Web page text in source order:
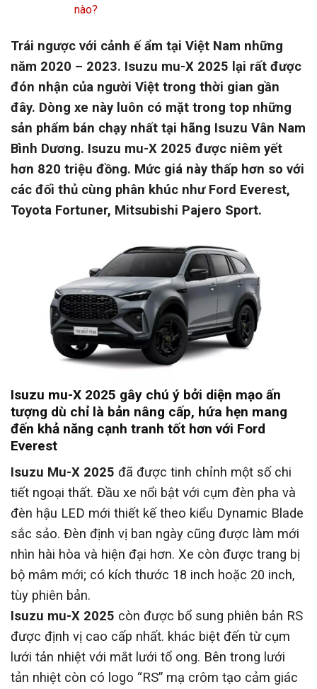
nào?
Trái ngược với cảnh ế ẩm tại Việt Nam những
năm 2020 – 2023. Isuzu mu-X 2025 lại rất được
đón nhận của người Việt trong thời gian gần
đây. Dòng xe này luôn có mặt trong top những
sản phẩm bán chạy nhất tại hãng Isuzu Vân Nam
Bình Dương. Isuzu mu-X 2025 được niêm yết
hơn 820 triệu đồng. Mức giá này thấp hơn so với
các đối thủ cùng phân khúc như Ford Everest,
Toyota Fortuner, Mitsubishi Pajero Sport.
Isuzu mu-X 2025 gây chú ý bởi diện mạo ấn
tượng dù chỉ là bản nâng cấp, hứa hẹn mang
đến khả năng cạnh tranh tốt hơn với Ford
Everest
Isuzu Mu-X 2025 đã được tinh chỉnh một số chi
tiết ngoại thất. Đầu xe nổi bật với cụm đèn pha và
đèn hậu LED mới thiết kế theo kiểu Dynamic Blade
sắc sảo. Đèn định vị ban ngày cũng được làm mới
nhìn hài hòa và hiện đại hơn. Xe còn được trang bị
bộ mâm mới; có kích thước 18 inch hoặc 20 inch,
tùy phiên bản.
Isuzu mu-X 2025 còn được bổ sung phiên bản RS
được định vị cao cấp nhất. khác biệt đến từ cụm
lưới tản nhiệt với mắt lưới tổ ong. Bên trong lưới
tản nhiệt còn có logo “RS” mạ crôm tạo cảm giác